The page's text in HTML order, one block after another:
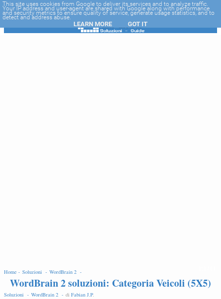
-->
Home - Soluzioni - WordBrain 2 -
WordBrain 2 soluzioni: Categoria Veicoli (5X5)
Soluzioni - WordBrain 2 - di Fabian J.P.
This site uses cookies from Google to deliver its services and to analyze traffic.
Your IP address and user-agent are shared with Google along with performance
and security metrics to ensure quality of service, generate usage statistics, and to
detect and address abuse.
LEARN MORE GOT IT